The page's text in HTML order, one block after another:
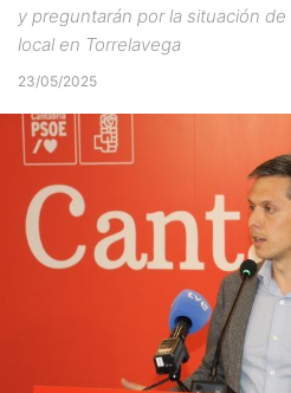
y preguntarán por la situación
local en Torrelavega
23/05/2025